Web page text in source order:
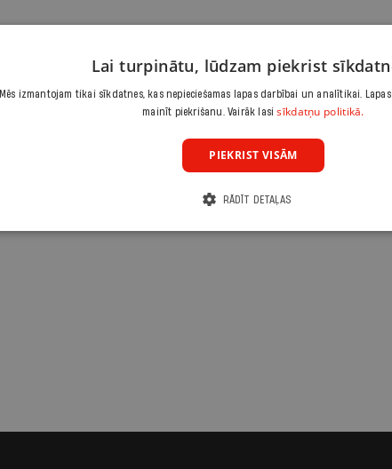
Lai turpinātu, lūdzam piekrist
Mēs izmantojam tikai sīkdatnes, kas nepieciešamas lapas darbībai un analītikai.
mainīt piekrišanu. Vairāk lasisīkdatņu politikā.
PIEKRIST VISĀM
RĀDĪT DETAĻAS